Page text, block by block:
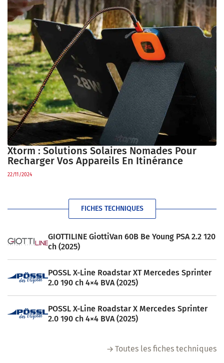
Xtorm : Solutions Solaires Nomades Pour
Recharger Vos Appareils En Itinérance
22/11/2024
FICHES TECHNIQUES
GIOTTILINE GiottiVan 60B Be Young PSA 2.2 120
ch (2025)
POSSL X-Line Roadstar XT Mercedes Sprinter
2.0 190 ch 4×4 BVA (2025)
POSSL X-Line Roadstar X Mercedes Sprinter
2.0 190 ch 4×4 BVA (2025)
Toutes les fiches techniques